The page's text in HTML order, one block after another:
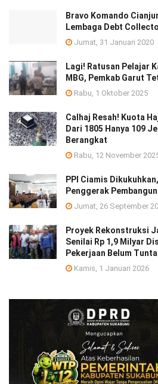
Bravo Komando
Lembaga Debt
Jumat, 31 Januari 2020
Lagi! Ratusan Pelajar
MBG, Pemkab Garut
Rabu, 1 Oktober 2025
Calhaj Resah! Kuota
Dari 1805 Hanya 109
Berangkat
Rabu, 12 November
PPI Ciamis
Penggerak
Jumat, 26 September
Proyek Rekonstruksi
Senilai Rp 1,9 Milyar
Pekerjaan Belum
Kamis, 1 Januari 2026